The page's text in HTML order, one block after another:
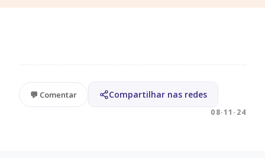
💬 Comentar Compartilhar nas redes
08·11·24